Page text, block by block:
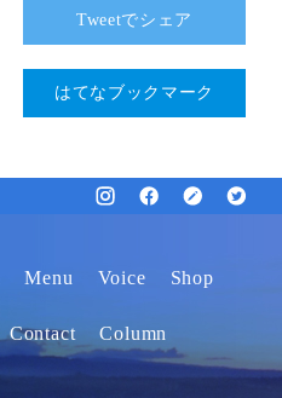
Tweetでシェア
はてなブックマーク
Menu Voice Shop
Contact Column